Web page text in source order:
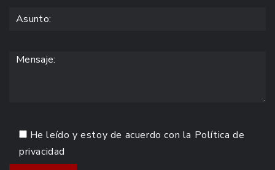
He leído y estoy de acuerdo con la Política de
privacidad